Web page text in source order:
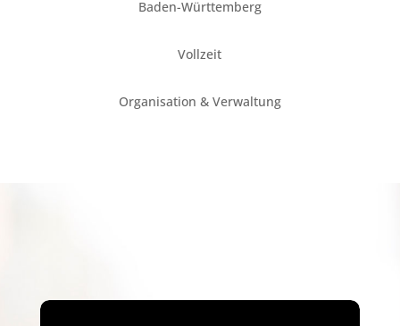
Baden-Württemberg
Vollzeit
Organisation & Verwaltung